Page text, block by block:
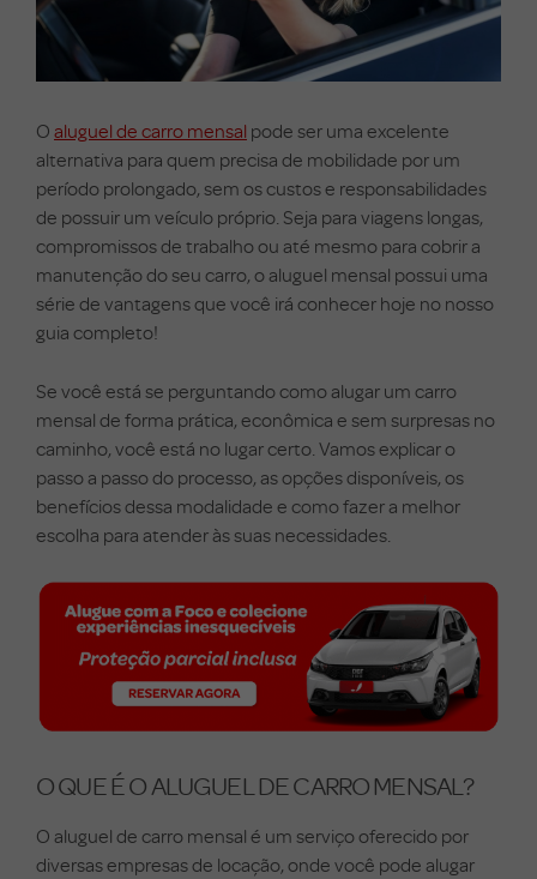
O aluguel de carro mensal pode ser uma excelente
alternativa para quem precisa de mobilidade por um
período prolongado, sem os custos e responsabilidades
de possuir um veículo próprio. Seja para viagens longas,
compromissos de trabalho ou até mesmo para cobrir a
manutenção do seu carro, o aluguel mensal possui uma
série de vantagens que você irá conhecer hoje no nosso
guia completo!
Se você está se perguntando como alugar um carro
mensal de forma prática, econômica e sem surpresas no
caminho, você está no lugar certo. Vamos explicar o
passo a passo do processo, as opções disponíveis, os
benefícios dessa modalidade e como fazer a melhor
escolha para atender às suas necessidades.
O QUE É O ALUGUEL DE CARRO MENSAL?
O aluguel de carro mensal é um serviço oferecido por
diversas empresas de locação, onde você pode alugar